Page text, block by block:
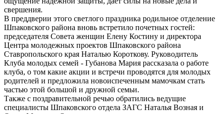
свершения.
В преддверии этого светлого праздника родильное отделение
Шпаковского района вновь встретило почетных гостей:
председателя Совета женщин Елену Костину и директора
Центра молодежных проектов Шпаковского района
Ставропольского края Наталью Короткову. Руководитель
Клуба молодых семей - Губанова Мария рассказала о работе
клуба, о том какие акции и встречи проводятся для молодых
родителей и предложила новоиспеченным мамочкам стать
частью этой большой и дружной семьи.
Также с поздравительной речью обратились ведущие
специалисты Шпаковского отдела ЗАГС Наталья Возная и